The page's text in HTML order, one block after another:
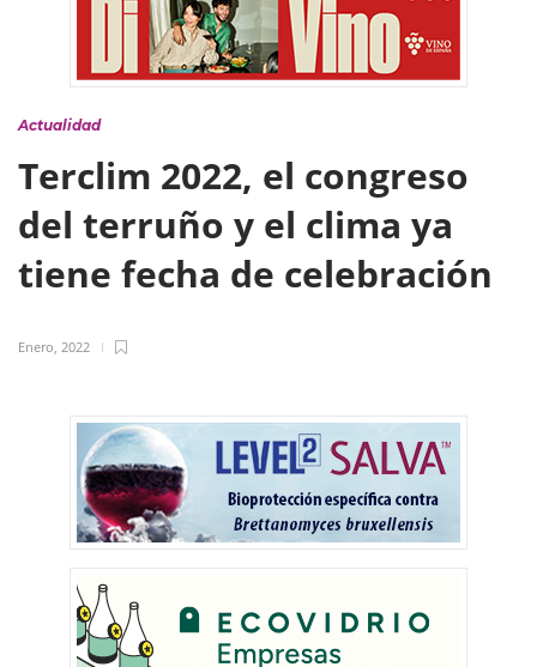
Actualidad
Terclim 2022, el congreso
del terruño y el clima ya
tiene fecha de celebración
Enero, 2022